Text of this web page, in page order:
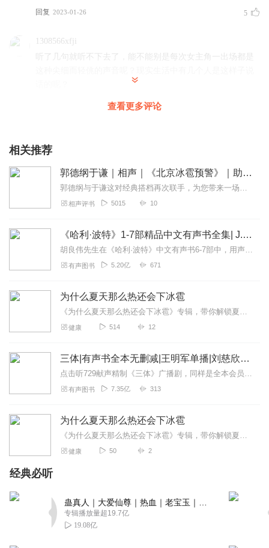
回复 2023-01-26 5
1308566xfji
听了几句就听不下去了，能不能别是每次女主角一出场都是
故事确实很电视剧，主播演绎的很好，就是里面的歌太多
2023-10-13 3
maggie_xg
男人出轨找理由，洗白。男人出轨，因为老婆忽视他，老婆
要反思自己挽回出轨男。对了，因为小三甩了渣男，所以才
幡然醒悟，老婆孩子才是自己最该珍视的。可能下一次遇到
庭责任算什么？！
2024-03-28
刚听过半 忍不住来说二句 作者对中年夫妇婚姻状况描述的真
了代价太大了
王者之巅28
配音不错，男主太渣，最后结局也太草率了
回复 2024-12-06
查看更多评论
相关推荐
郭德纲于谦｜相声｜《北京冰雹预警》｜助眠精品
郭德纲与于谦这对经典搭档再次联手，为您带来一场妙趣横生的语言盛宴。《北京冰雹预警》以幽默独到的相声视角，描绘了都市生活中的细节和情感。透过层层包袱和犀利见解，他...
相声评书 5015 10
《哈利·波特》1-7部精品中文有声书全集| J.K.罗琳原著，光合积木演播
胡良伟先生在《哈利·波特》中文有声书6-7部中，用声音带领着大家继续魔法之旅。为保证作品的一致性，给大家带来完整的魔法体验，我们与版权方PottermoreP...
有声图书 5.20亿 671
为什么夏天那么热还会下冰雹
《为什么夏天那么热还会下冰雹》专辑，带你解锁夏日天气的迷惑行为大赏！10个免费音频，系统拆解冰雹形成背后的科学道理，从云层到气温，干货满满不落伍。付费音频《为什...
健康 514 12
三体|有声书全本无删减|王明军单播|刘慈欣原著
点击听729献声精制《三体》广播剧，同样是全本会员免费畅听，快来感受声音大戏的魅力！【购买须知】1、本作品部分集数为免费试听。2、版权归原作者所有，严禁翻录成任...
有声图书 7.35亿 313
为什么夏天那么热还会下冰雹
《为什么夏天那么热还会下冰雹》专辑，带你解锁夏日冰雹之谜！10个免费音频，系统揭秘冰雹成因，标题直击痛点。付费音频深入剖析，10篇精华文章组合，彻底搞懂背后的科...
健康 50 2
经典必听
专辑播放量超19.7亿
19.08亿